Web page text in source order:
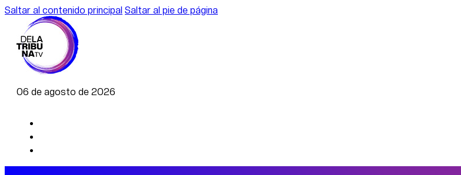
Saltar al contenido principal Saltar al pie de página
06 de agosto de 2026